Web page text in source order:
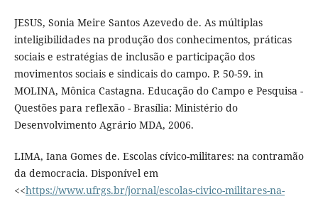
JESUS, Sonia Meire Santos Azevedo de. As múltiplas
inteligibilidades na produção dos conhecimentos, práticas
sociais e estratégias de inclusão e participação dos
movimentos sociais e sindicais do campo. P. 50-59. in
MOLINA, Mônica Castagna. Educação do Campo e Pesquisa -
Questões para reflexão - Brasília: Ministério do
Desenvolvimento Agrário MDA, 2006.
LIMA, Iana Gomes de. Escolas cívico-militares: na contramão
da democracia. Disponível em
<<https://www.ufrgs.br/jornal/escolas-civico-militares-na-